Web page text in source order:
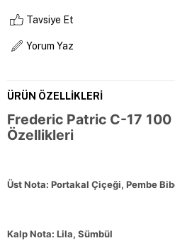
Tavsiye Et
Yorum Yaz
ÜRÜN ÖZELLIKLERI
Frederic Patric C-17 100
Özellikleri
Üst Nota: Portakal Çiçeği, Pembe
Kalp Nota: Lila, Sümbül